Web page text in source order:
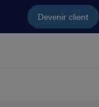
au contenu principal
Devenir client